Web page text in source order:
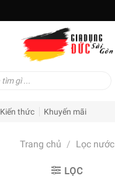
Kiến thức Khuyến mãi
Trang chủ / Lọc nước
LỌC